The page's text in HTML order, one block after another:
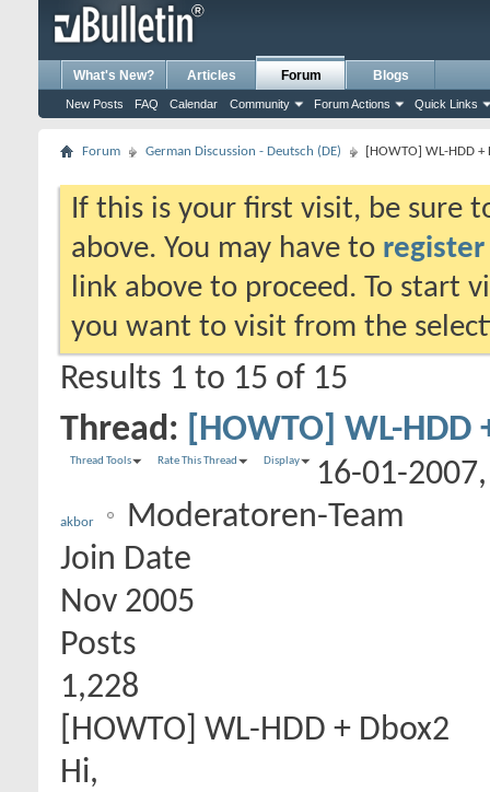
What's New? Articles Forum
New Posts FAQ Calendar Community Forum Actions Quick Links
Blogs
Forum German Discussion - Deutsch (DE) [HOWTO] WL-HDD +
If this is your first visit, be sure
above. You may have to register
link above to proceed. To start
you want to visit from the
Results 1 to 15 of 15
Thread: [HOWTO] WL-HDD
Thread Tools Rate This Thread Display 16-01-
akbor
Moderatoren-Team
Join Date
Nov 2005
Posts
1,228
[HOWTO] WL-HDD + Dbox2
Hi,